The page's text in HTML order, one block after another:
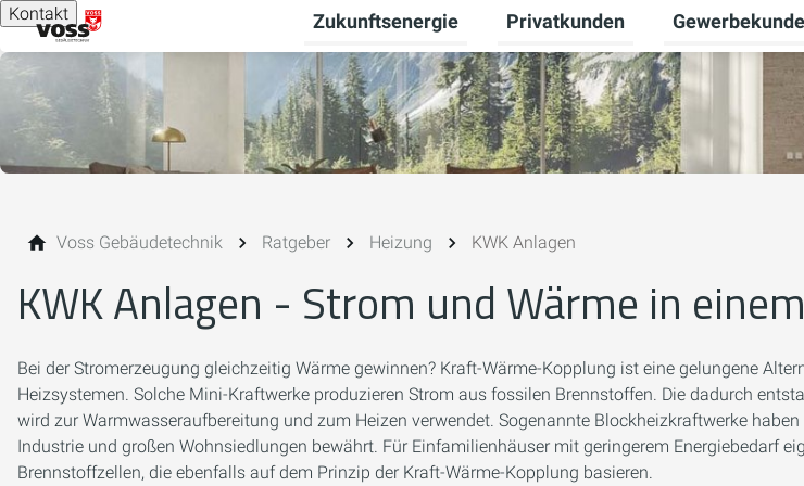
Kontakt Zukunftsenergie
Untermenü für Zukunftsenergie
Privatkunden
Untermenü für
Voss Gebäudetechnik Ratgeber Heizung KWK Anlagen
KWK Anlagen - Strom und Wärme in
Bei der Stromerzeugung gleichzeitig Wärme gewinnen? Kraft-Wärme-Kopplung ist eine gelungene
Heizsystemen. Solche Mini-Kraftwerke produzieren Strom aus fossilen Brennstoffen. Die dadurch
wird zur Warmwasseraufbereitung und zum Heizen verwendet. Sogenannte Blockheizkraftwerke
Industrie und großen Wohnsiedlungen bewährt. Für Einfamilienhäuser mit geringerem Energiebedarf
Brennstoffzellen, die ebenfalls auf dem Prinzip der Kraft-Wärme-Kopplung basieren.